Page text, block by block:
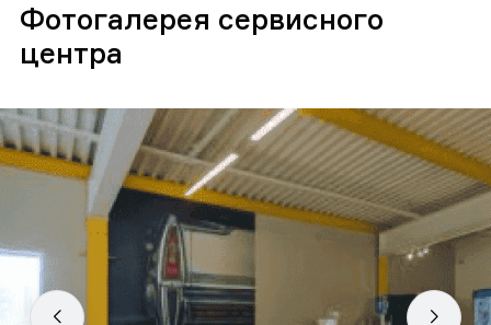
Фотогалерея сервисного
центра